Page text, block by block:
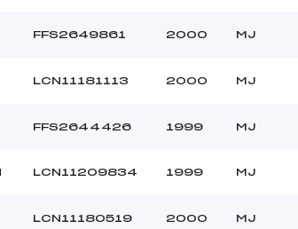
FFS2649861 2000 MJ
LCN11181113 2000 MJ
FFS2644426 1999 MJ
LCN11209834 1999 MJ
LCN11180519 2000 MJ